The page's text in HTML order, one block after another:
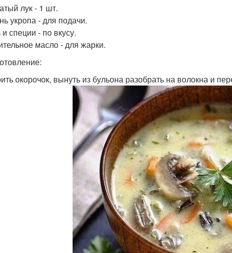
лук - 1 шт.
укропа - для подачи.
специи - по вкусу.
масло - для жарки.
окорочок, вынуть из бульона разобрать на волокна и